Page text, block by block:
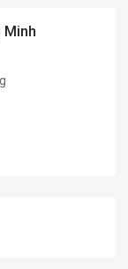
Minh